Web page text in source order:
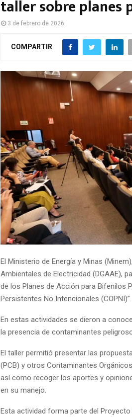
taller sobre planes
3 de febrero de 2026
COMPARTIR
El Ministerio de Energía y Minas
Ambientales de Electricidad (DGAAE),
de los Planes de Acción para Bifenilos
Persistentes No Intencionales (COPNI)”.
En estas actividades se dieron a
la presencia de contaminantes
El taller permitió presentar las
(PCB) y otros Contaminantes
así como recoger los aportes y
en su manejo.
Esta actividad forma parte del Proyecto